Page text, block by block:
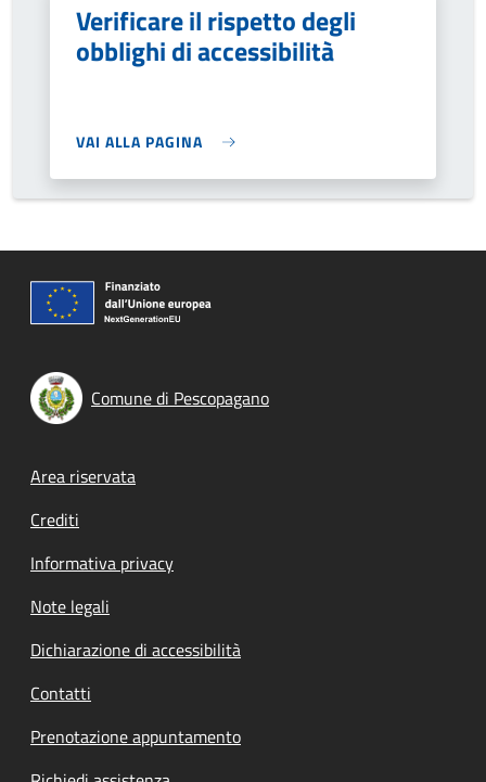
Verificare il rispetto degli
obblighi di accessibilità
VAI ALLA PAGINA
Comune di Pescopagano
Footer menu
Area riservata
Crediti
Informativa privacy
Note legali
Dichiarazione di accessibilità
Contatti
Prenotazione appuntamento